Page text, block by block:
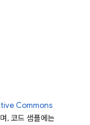
Commons
, 코드 샘플에는